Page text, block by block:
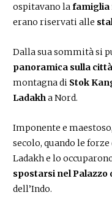
ospitavano lafamiglia
erano riservati alle
Dalla sua sommità si
panoramica sulla città
montagna di Stok
Ladakha Nord.
Imponente e maestoso,
secolo, quando le
Ladakh e lo
spostarsi nel Palazzo
dell’Indo.